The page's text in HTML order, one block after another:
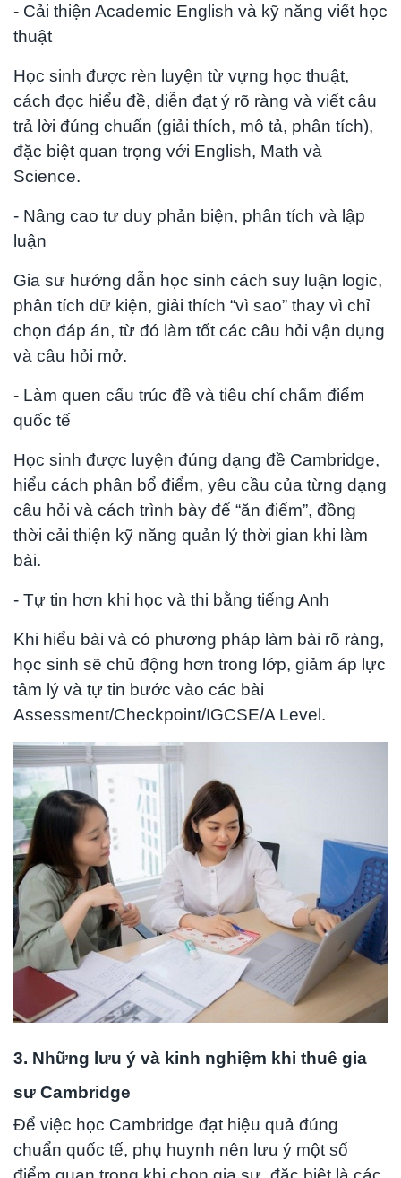
- Cải thiện Academic English và kỹ năng viết học
thuật
Học sinh được rèn luyện từ vựng học thuật,
cách đọc hiểu đề, diễn đạt ý rõ ràng và viết câu
trả lời đúng chuẩn (giải thích, mô tả, phân tích),
đặc biệt quan trọng với English, Math và
Science.
- Nâng cao tư duy phản biện, phân tích và lập
luận
Gia sư hướng dẫn học sinh cách suy luận logic,
phân tích dữ kiện, giải thích “vì sao” thay vì chỉ
chọn đáp án, từ đó làm tốt các câu hỏi vận dụng
và câu hỏi mở.
- Làm quen cấu trúc đề và tiêu chí chấm điểm
quốc tế
Học sinh được luyện đúng dạng đề Cambridge,
hiểu cách phân bổ điểm, yêu cầu của từng dạng
câu hỏi và cách trình bày để “ăn điểm”, đồng
thời cải thiện kỹ năng quản lý thời gian khi làm
bài.
- Tự tin hơn khi học và thi bằng tiếng Anh
Khi hiểu bài và có phương pháp làm bài rõ ràng,
học sinh sẽ chủ động hơn trong lớp, giảm áp lực
tâm lý và tự tin bước vào các bài
Assessment/Checkpoint/IGCSE/A Level.
3. Những lưu ý và kinh nghiệm khi thuê gia
sư Cambridge
Để việc học Cambridge đạt hiệu quả đúng
chuẩn quốc tế, phụ huynh nên lưu ý một số